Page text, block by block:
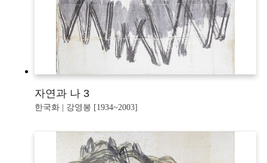
자연과 나 3
한국화 | 강영봉 [1934~2003]